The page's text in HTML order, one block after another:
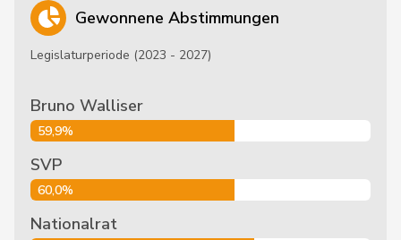
Gewonnene Abstimmungen
Legislaturperiode (2023 - 2027)
Bruno Walliser
59,9%
SVP
60,0%
Nationalrat